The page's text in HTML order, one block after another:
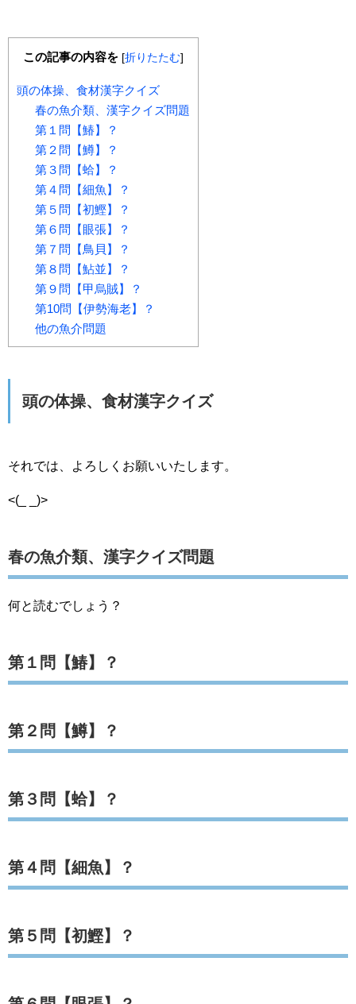
この記事の内容を [折りたたむ]
頭の体操、食材漢字クイズ
春の魚介類、漢字クイズ問題
第１問【鰆】？
第２問【鱒】？
第３問【蛤】？
第４問【細魚】？
第５問【初鰹】？
第６問【眼張】？
第７問【鳥貝】？
第８問【鮎並】？
第９問【甲烏賊】？
第10問【伊勢海老】？
他の魚介問題
頭の体操、食材漢字クイズ
それでは、よろしくお願いいたします。
<(_ _)>
春の魚介類、漢字クイズ問題
何と読むでしょう？
第１問【鰆】？
第２問【鱒】？
第３問【蛤】？
第４問【細魚】？
第５問【初鰹】？